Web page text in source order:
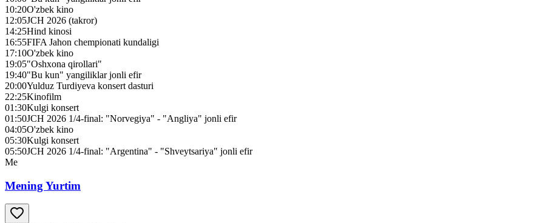
10:20O'zbek kino
12:05JCH 2026 (takror)
14:25Hind kinosi
16:55FIFA Jahon chempionati kundaligi
17:10O'zbek kino
19:05"Oshxona qirollari"
19:40"Bu kun" yangiliklar jonli efir
20:00Yulduz Turdiyeva konsert dasturi
22:25Kinofilm
01:30Kulgi konsert
01:50JCH 2026 1/4-final: "Norvegiya" - "Angliya" jonli efir
04:05O'zbek kino
05:30Kulgi konsert
05:50JCH 2026 1/4-final: "Argentina" - "Shveytsariya" jonli efir
Me
Mening Yurtim